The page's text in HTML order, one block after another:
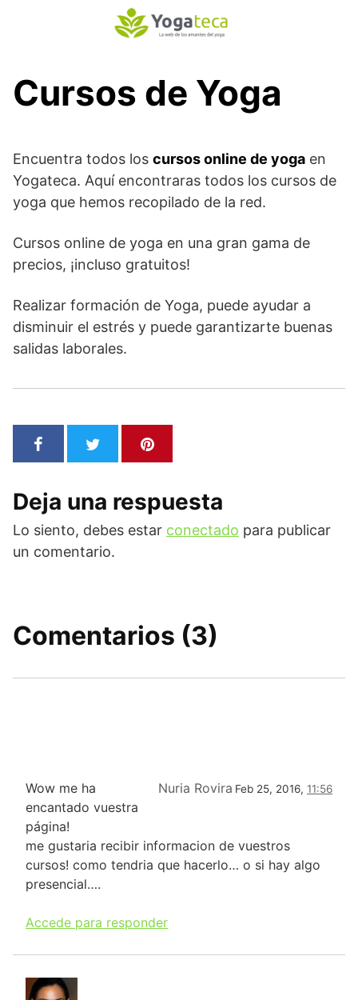
Cursos de Yoga
Encuentra todos los cursos online de yoga en
Yogateca. Aquí encontraras todos los cursos de
yoga que hemos recopilado de la red.
Cursos online de yoga en una gran gama de
precios, ¡incluso gratuitos!
Realizar formación de Yoga, puede ayudar a
disminuir el estrés y puede garantizarte buenas
salidas laborales.
Deja una respuesta
Lo siento, debes estar conectado para publicar
un comentario.
Comentarios (3)
Nuria Rovira Feb 25, 2016, 11:56
Wow me ha
encantado vuestra
página!
me gustaria recibir informacion de vuestros
cursos! como tendria que hacerlo… o si hay algo
presencial….
Accede para responder